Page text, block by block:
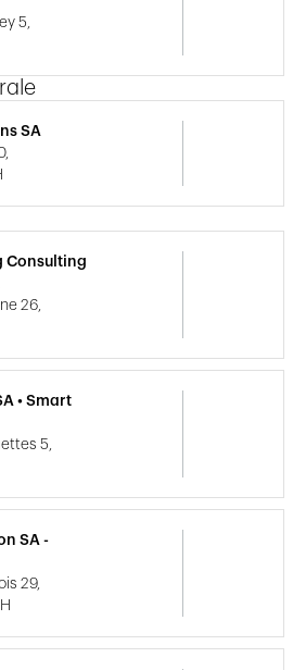
5,
SA
Consulting
26,
• Smart
5,
SA -
29,